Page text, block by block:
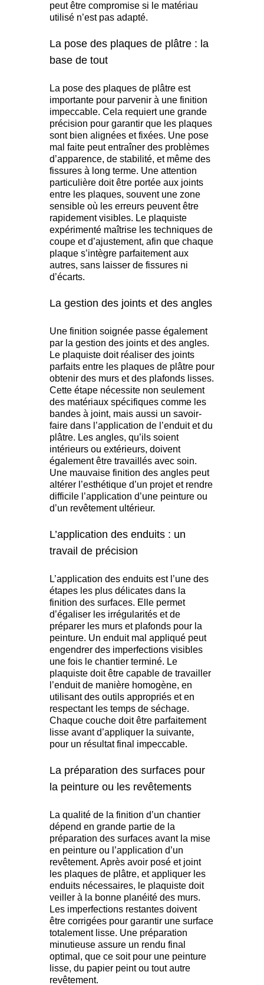
peut être compromise si le matériau
utilisé n’est pas adapté.
La pose des plaques de plâtre : la
base de tout
La pose des plaques de plâtre est
importante pour parvenir à une finition
impeccable. Cela requiert une grande
précision pour garantir que les plaques
sont bien alignées et fixées. Une pose
mal faite peut entraîner des problèmes
d’apparence, de stabilité, et même des
fissures à long terme. Une attention
particulière doit être portée aux joints
entre les plaques, souvent une zone
sensible où les erreurs peuvent être
rapidement visibles. Le plaquiste
expérimenté maîtrise les techniques de
coupe et d’ajustement, afin que chaque
plaque s’intègre parfaitement aux
autres, sans laisser de fissures ni
d’écarts.
La gestion des joints et des angles
Une finition soignée passe également
par la gestion des joints et des angles.
Le plaquiste doit réaliser des joints
parfaits entre les plaques de plâtre pour
obtenir des murs et des plafonds lisses.
Cette étape nécessite non seulement
des matériaux spécifiques comme les
bandes à joint, mais aussi un savoir-
faire dans l’application de l’enduit et du
plâtre. Les angles, qu’ils soient
intérieurs ou extérieurs, doivent
également être travaillés avec soin.
Une mauvaise finition des angles peut
altérer l’esthétique d’un projet et rendre
difficile l’application d’une peinture ou
d’un revêtement ultérieur.
L’application des enduits : un
travail de précision
L’application des enduits est l’une des
étapes les plus délicates dans la
finition des surfaces. Elle permet
d’égaliser les irrégularités et de
préparer les murs et plafonds pour la
peinture. Un enduit mal appliqué peut
engendrer des imperfections visibles
une fois le chantier terminé. Le
plaquiste doit être capable de travailler
l’enduit de manière homogène, en
utilisant des outils appropriés et en
respectant les temps de séchage.
Chaque couche doit être parfaitement
lisse avant d’appliquer la suivante,
pour un résultat final impeccable.
La préparation des surfaces pour
la peinture ou les revêtements
La qualité de la finition d’un chantier
dépend en grande partie de la
préparation des surfaces avant la mise
en peinture ou l’application d’un
revêtement. Après avoir posé et joint
les plaques de plâtre, et appliquer les
enduits nécessaires, le plaquiste doit
veiller à la bonne planéité des murs.
Les imperfections restantes doivent
être corrigées pour garantir une surface
totalement lisse. Une préparation
minutieuse assure un rendu final
optimal, que ce soit pour une peinture
lisse, du papier peint ou tout autre
revêtement.